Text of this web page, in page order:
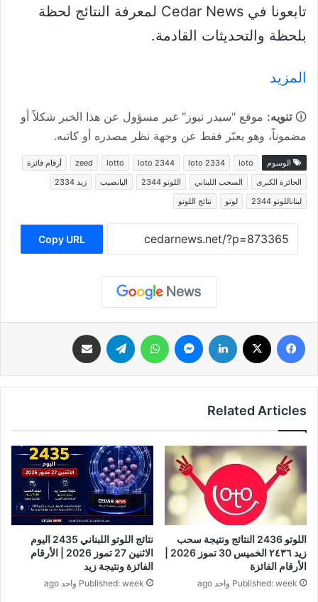
تابعونا في Cedar News لمعرفة النتائج لحظة
بلحظة والتحديثات القادمة.
المزيد
🛈تنويه: موقع "سيدر نيوز" غير مسؤول عن هذا الخبر شكلاً أو
مضموناً، وهو يعبّر فقط عن وجهة نظر مصدره أو كاتبه.
الوسوم loto
loto 2334
loto 2344
lotto
zeed
أرقام فائزة
الجائزة الكبرى
السحب اللبناني اللوتو 2344 اليانصيب
زيد 2334
لبناناللوتو 2344
لوتو نتائج اللوتو
Copy URL
فيسبوك لينكدإن ماسنجر واتساب تيلقرام
Related Articles
اللوتو 2436 النتائج ونتيجة سحب
الأرقام الفائزة
Published: week واحد ago
نتائج اللوتو اللبناني 2435 اليوم
الاثنين 27 تموز 2026 | الأرقام
الفائزة ونتيجة زيد
Published: week واحد ago